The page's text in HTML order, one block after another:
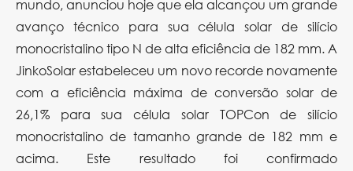
mundo, anunciou hoje que ela alcançou um grande
avanço técnico para sua célula solar de silício
monocristalino tipo N de alta eficiência de 182 mm. A
JinkoSolar estabeleceu um novo recorde novamente
com a eficiência máxima de conversão solar de
26,1% para sua célula solar TOPCon de silício
monocristalino de tamanho grande de 182 mm e
acima. Este resultado foi confirmado